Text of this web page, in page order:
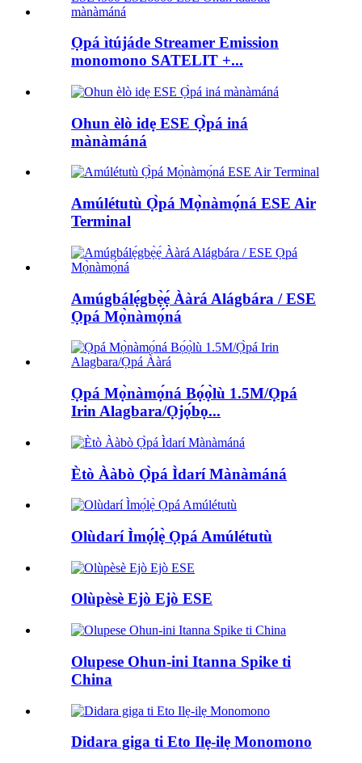
Ọpá ìtújáde Streamer Emission
monomono SATELIT +...
Ohun èlò idẹ ESE Ọ̀pá iná
mànàmáná
Amúlétutù Ọ̀pá Mọ̀nàmọ́ná ESE Air
Terminal
Amúgbálẹ́gbẹ̀ẹ́ Ààrá Alágbára / ESE
Ọpá Mọ̀nàmọ́ná
Ọpá Mọ̀nàmọ́ná Bọ́ọ̀lù 1.5M/Ọpá
Irin Alagbara/Ọjọ́bọ...
Ètò Ààbò Ọ̀pá Ìdarí Mànàmáná
Olùdarí Ìmọ́lẹ̀ Ọpá Amúlétutù
Olùpèsè Ejò Ejò ESE
Olupese Ohun-ini Itanna Spike ti
China
Didara giga ti Eto Ilẹ-ilẹ Monomono